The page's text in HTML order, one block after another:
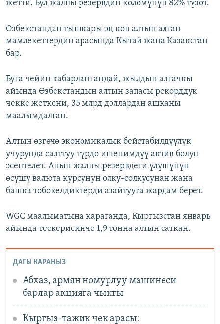
жетти. Бул жалпы резервдин көлөмүнүн 82% түзөт.
Өзбекстандан тышкары эң көп алтын алган
мамлекеттердин арасында Кытай жана Казакстан
бар.
Буга чейин кабарлангандай, жылдын алгачкы
айында Өзбекстандын алтын запасы рекорддук
чекке жеткени, 35 млрд доллардан ашканы
маалымдалган.
Алтын өзгөчө экономикалык бейстабилдүүлүк
учурунда салттуу түрдө ишенимдүү актив болуп
эсептелет. Анын жалпы резервдеги үлүшүнүн
өсүшү валюта курсунун олку-солкусунан жана
башка тобокелдиктерди азайтууга жардам берет.
WGC маалыматына караганда, Кыргызстан январь
айында тескерисинче 1,9 тонна алтын саткан.
ДАГЫ КАРАҢЫЗ
Абхаз, армян номурлуу машинеси
барлар акцияга чыкты
Кыргыз-тажик чек арасы: